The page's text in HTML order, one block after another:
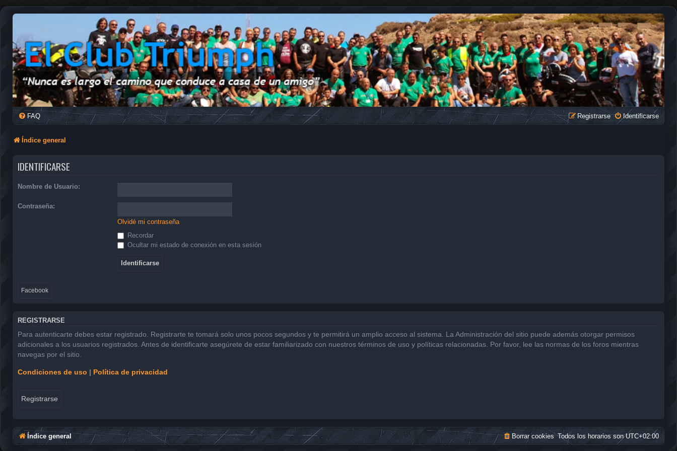
FAQ Identificarse
Registrarse
Índice general
IDENTIFICARSE
Nombre de Usuario:
Contraseña:
Olvidé mi contraseña
Recordar
Ocultar mi estado de conexión en esta sesión
Facebook
REGISTRARSE
Para autenticarte debes estar registrado. Registrarte te tomará solo unos pocos segundos y te permitirá un amplio acceso al sistema. La Administración del sitio puede además otorgar permisos
adicionales a los usuarios registrados. Antes de identificarte asegúrete de estar familiarizado con nuestros términos de uso y políticas relacionadas. Por favor, lee las normas de los foros mientras
navegas por el sitio.
Condiciones de uso | Política de privacidad
Registrarse
Índice general Todos los horarios sonUTC+02:00
Borrar cookies